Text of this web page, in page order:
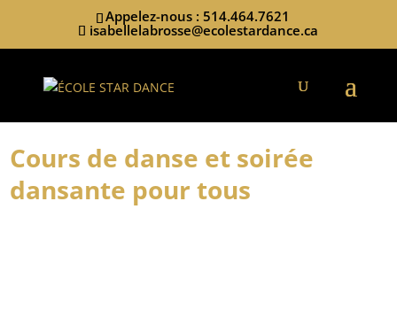
Appelez-nous : 514.464.7621
isabellelabrosse@ecolestardance.ca
Cours de danse et soirée
dansante pour tous